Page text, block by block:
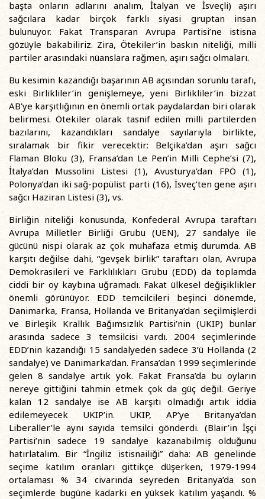
başta onların adlarını analım, İtalyan ve İsveçli) aşırı
sağcılara kadar birçok farklı siyasi gruptan insan
bulunuyor. Fakat Transparan Avrupa Partisi’ne istisna
gözüyle bakabiliriz. Zira, Ötekiler’in baskın niteliği, milli
partiler arasındaki nüanslara rağmen, aşırı sağcı olmaları.
Bu kesimin kazandığı başarının AB açısından sorunlu tarafı,
eski Birlikliler’in genişlemeye, yeni Birlikliler’in bizzat
AB’ye karşıtlığının en önemli ortak paydalardan biri olarak
belirmesi. Ötekiler olarak tasnif edilen milli partilerden
bazılarını, kazandıkları sandalye sayılarıyla birlikte,
sıralamak bir fikir verecektir: Belçika’dan aşırı sağcı
Flaman Bloku (3), Fransa’dan Le Pen’in Milli Cephe’si (7),
İtalya’dan Mussolini Listesi (1), Avusturya’dan FPÖ (1),
Polonya’dan iki sağ-popülist parti (16), İsveç’ten gene aşırı
sağcı Haziran Listesi (3), vs.
Birliğin niteliği konusunda, Konfederal Avrupa taraftarı
Avrupa Milletler Birliği Grubu (UEN), 27 sandalye ile
gücünü nispi olarak az çok muhafaza etmiş durumda. AB
karşıtı değilse dahi, “gevşek birlik” taraftarı olan, Avrupa
Demokrasileri ve Farklılıkları Grubu (EDD) da toplamda
ciddi bir oy kaybına uğramadı. Fakat ülkesel değişiklikler
önemli görünüyor. EDD temcilcileri beşinci dönemde,
Danimarka, Fransa, Hollanda ve Britanya’dan seçilmişlerdi
ve Birleşik Krallık Bağımsızlık Partisi’nin (UKIP) bunlar
arasında sadece 3 temsilcisi vardı. 2004 seçimlerinde
EDD’nin kazandığı 15 sandalyeden sadece 3’ü Hollanda (2
sandalye) ve Danimarka’dan. Fransa’dan 1999 seçimlerinde
gelen 8 sandalye artık yok. Fakat Fransa’da bu oyların
nereye gittiğini tahmin etmek çok da güç değil. Geriye
kalan 12 sandalye ise AB karşıtı olmadığı artık iddia
edilemeyecek UKIP’in. UKIP, AP’ye Britanya’dan
Liberaller’le aynı sayıda temsilci gönderdi. (Blair’in İşçi
Partisi’nin sadece 19 sandalye kazanabilmiş olduğunu
hatırlatalım. Bir “İngiliz istisnailiği” daha: AB genelinde
seçime katılım oranları gittikçe düşerken, 1979-1994
ortalaması % 34 civarında seyreden Britanya’da son
seçimlerde bugüne kadarki en yüksek katılım yaşandı. %